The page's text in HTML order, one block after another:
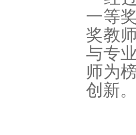
一等
奖教
与专
师为
创新